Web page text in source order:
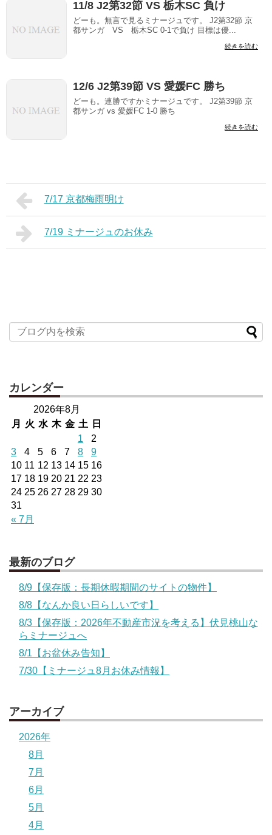
11/8 J2第32節 VS 栃木SC 負け
どーも。無言で見るミナージュです。 J2第32節 京
都サンガ VS 栃木SC 0-1で負け 目標は優...
続きを読む
12/6 J2第39節 VS 愛媛FC 勝ち
どーも。連勝ですかミナージュです。 J2第39節 京
都サンガ vs 愛媛FC 1-0 勝ち
続きを読む
7/17 京都梅雨明け
7/19 ミナージュのお休み
カレンダー
2026年8月
月
火 水 木 金 土 日
« 7月
1
2
3
4 5 6 7 8
9
10 11 12 13 14 15 16
17 18 19 20 21 22 23
24 25 26 27 28 29 30
31
最新のブログ
8/9【保存版：長期休暇期間のサイトの物件】
8/8【なんか良い日らしいです】
8/3【保存版：2026年不動産市況を考える】伏見桃山な
らミナージュへ
8/1【お盆休み告知】
7/30【ミナージュ8月お休み情報】
アーカイブ
2026年
8月
7月
6月
5月
4月